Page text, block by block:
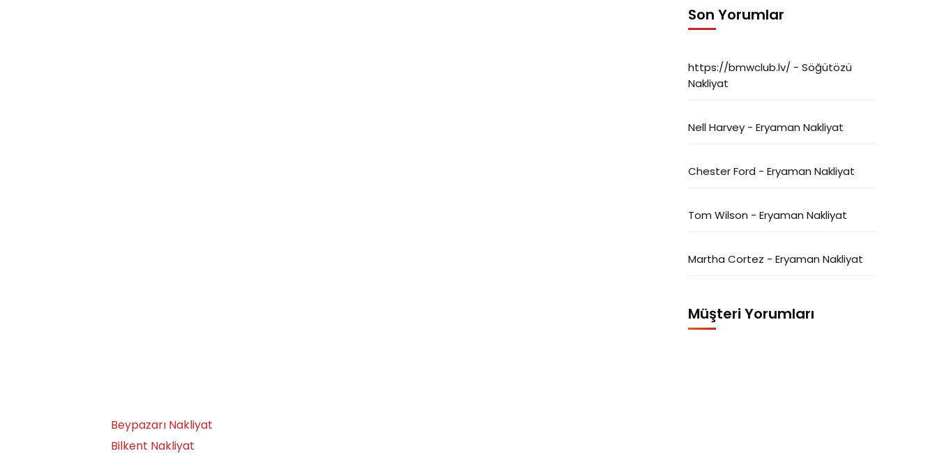
Son Yorumlar
https://bmwclub.lv/ - Söğütözü
Nakliyat
Nell Harvey - Eryaman Nakliyat
Chester Ford - Eryaman Nakliyat
Tom Wilson - Eryaman Nakliyat
Martha Cortez - Eryaman Nakliyat
Müşteri Yorumları
Beypazarı Nakliyat
Bilkent Nakliyat